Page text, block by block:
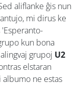
aliflanke ĝis nun
mi dirus ke
kun bona
grupoj U2
elstaran
ne estas